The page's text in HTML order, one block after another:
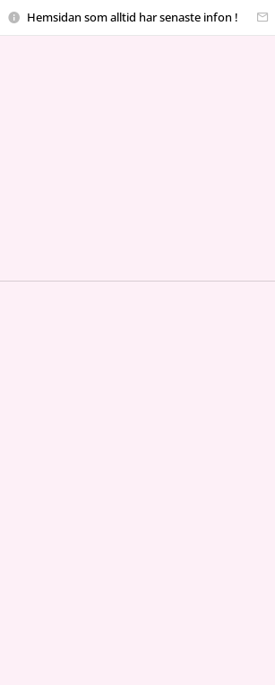
Hemsidan som alltid har senaste infon !